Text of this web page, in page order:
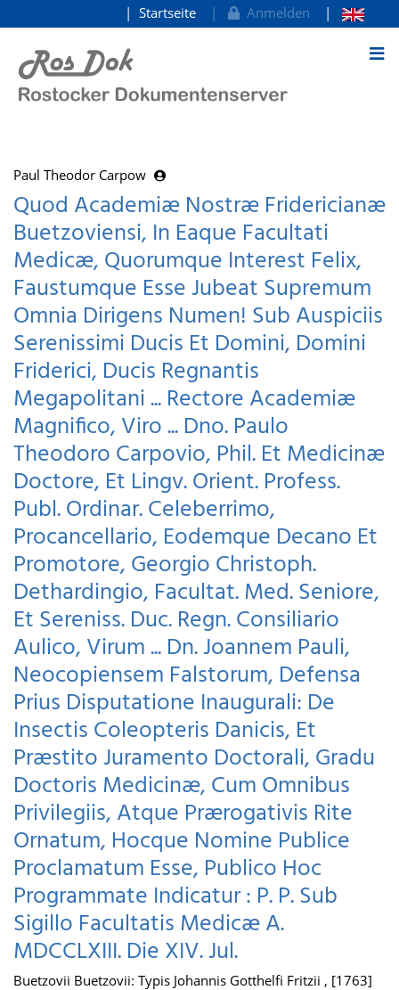
zum Inhalt
Startseite Anmelden
Paul Theodor Carpow
Quod Academiæ Nostræ Fridericianæ
Buetzoviensi, In Eaque Facultati
Medicæ, Quorumque Interest Felix,
Faustumque Esse Jubeat Supremum
Omnia Dirigens Numen! Sub Auspiciis
Serenissimi Ducis Et Domini, Domini
Friderici, Ducis Regnantis
Megapolitani ... Rectore Academiæ
Magnifico, Viro ... Dno. Paulo
Theodoro Carpovio, Phil. Et Medicinæ
Doctore, Et Lingv. Orient. Profess.
Publ. Ordinar. Celeberrimo,
Procancellario, Eodemque Decano Et
Promotore, Georgio Christoph.
Dethardingio, Facultat. Med. Seniore,
Et Sereniss. Duc. Regn. Consiliario
Aulico, Virum ... Dn. Joannem Pauli,
Neocopiensem Falstorum, Defensa
Prius Disputatione Inaugurali: De
Insectis Coleopteris Danicis, Et
Præstito Juramento Doctorali, Gradu
Doctoris Medicinæ, Cum Omnibus
Privilegiis, Atque Prærogativis Rite
Ornatum, Hocque Nomine Publice
Proclamatum Esse, Publico Hoc
Programmate Indicatur : P. P. Sub
Sigillo Facultatis Medicæ A.
MDCCLXIII. Die XIV. Jul.
Buetzovii Buetzovii: Typis Johannis Gotthelfi Fritzii , [1763]